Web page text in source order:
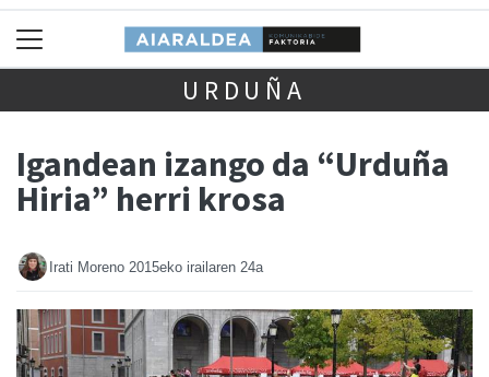
URDUÑA
Igandean izango da “Urduña
Hiria” herri krosa
Irati Moreno 2015eko irailaren 24a